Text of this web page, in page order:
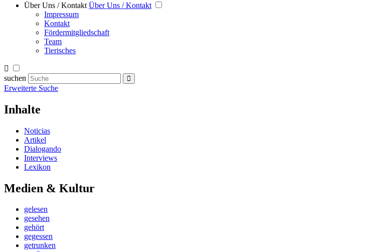
Über Uns / Kontakt Über Uns / Kontakt
Impressum
Kontakt
Fördermitgliedschaft
Team
Tierisches
suchen
Erweiterte Suche
Inhalte
Noticias
Artikel
Dialogando
Interviews
Lexikon
Medien & Kultur
gelesen
gesehen
gehört
gegessen
getrunken